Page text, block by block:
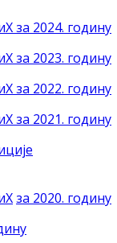
за 2024. годину
за 2023. годину
за 2022. годину
за 2021. годину
за 2020. годину